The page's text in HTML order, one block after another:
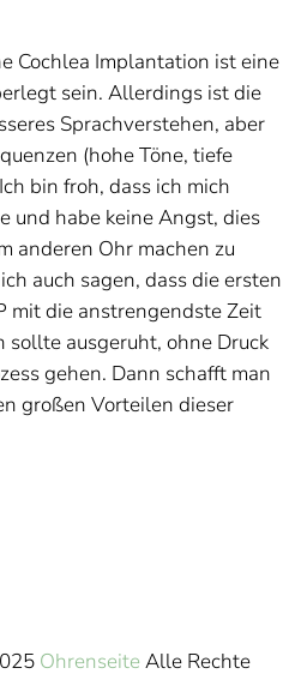
Cochlea Implantation ist eine
sein. Allerdings ist die
Sprachverstehen, aber
(hohe Töne, tiefe
bin froh, dass ich mich
und habe keine Angst, dies
anderen Ohr machen zu
auch sagen, dass die ersten
mit die anstrengendste Zeit
sollte ausgeruht, ohne Druck
gehen. Dann schafft man
großen Vorteilen dieser
Ohrenseite Alle Rechte